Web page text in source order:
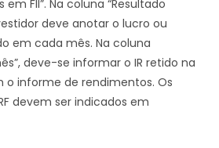
FII”. Na coluna “Resultado
deve anotar o lucro ou
em cada mês. Na coluna
deve-se informar o IR retido na
informe de rendimentos. Os
devem ser indicados em